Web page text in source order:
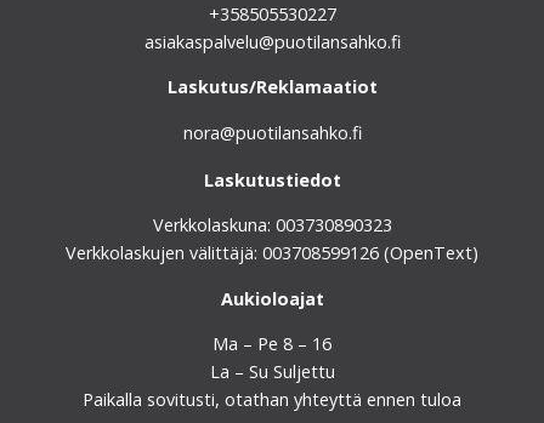
+358505530227
asiakaspalvelu@puotilansahko.fi
Laskutus/Reklamaatiot
nora@puotilansahko.fi
Laskutustiedot
Verkkolaskuna: 003730890323
Verkkolaskujen välittäjä: 003708599126 (OpenText)
Aukioloajat
Ma – Pe 8 – 16
La – Su Suljettu
Paikalla sovitusti, otathan yhteyttä ennen tuloa